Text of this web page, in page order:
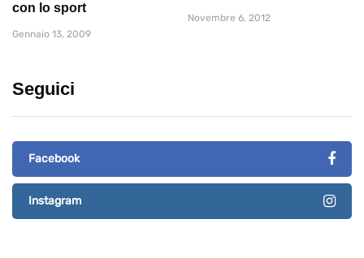
con lo sport
Gennaio 13, 2009
Novembre 6, 2012
Seguici
Facebook
Instagram